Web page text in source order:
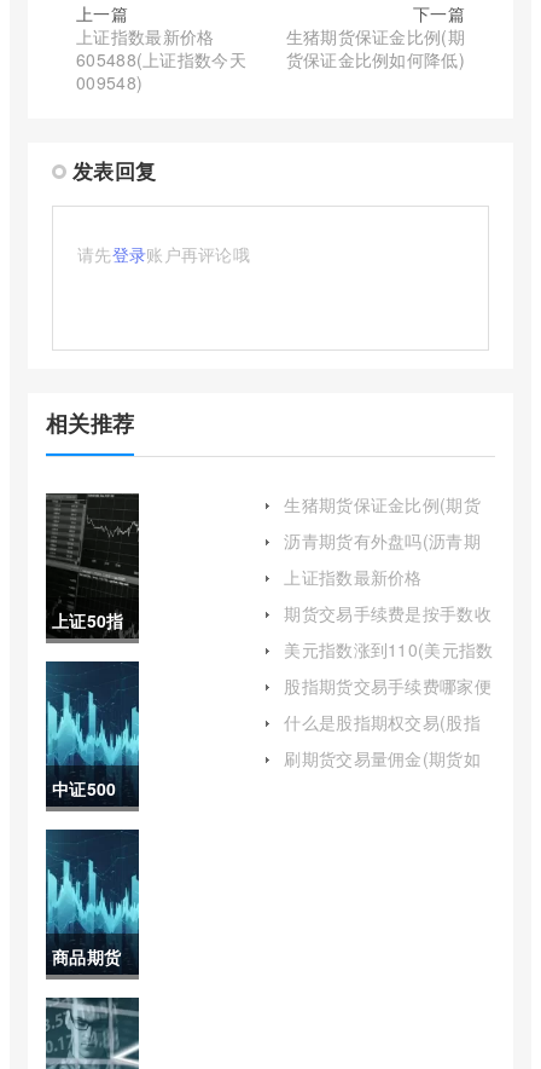
上一篇
上证指数最新价格
605488(上证指数今天
009548)
下一篇
生猪期货保证金比例(期
货保证金比例如何降低)
发表回复
请先登录账户再评论哦
相关推荐
上证50指
数基建股
票(基建50
指数包含
什么股票)
中证500
指数定盘
价格高出
期初的
99(中证
500指数
商品期货
基差报告
(国内商品
生猪期货保证金比例(期货
保证金比例如何降低)
沥青期货有外盘吗(沥青期
货有夜盘吗)
上证指数最新价格
605488(上证指数今天
009548)
期货交易手续费是按手数收
取的吗(期货的手续费是怎
么收取的)
美元指数涨到110(美元指数
涨到100说明什么)
股指期货交易手续费哪家便
宜(股指期货手续费)
什么是股指期权交易(股指
期权交易入门知识)
刷期货交易量佣金(期货如